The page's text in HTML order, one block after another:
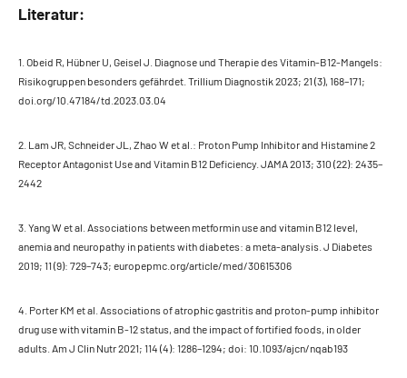
Literatur:
1. Obeid R, Hübner U, Geisel J. Diagnose und Therapie des Vitamin-B12-Mangels:
Risikogruppen besonders gefährdet. Trillium Diagnostik 2023; 21 (3), 168–171;
doi.org/10.47184/td.2023.03.04
2. Lam JR, Schneider JL, Zhao W et al.: Proton Pump Inhibitor and Histamine 2
Receptor Antagonist Use and Vitamin B12 Deficiency. JAMA 2013; 310 (22): 2435–
2442
3. Yang W et al. Associations between metformin use and vitamin B12 level,
anemia and neuropathy in patients with diabetes: a meta-analysis. J Diabetes
2019; 11 (9): 729–743; europepmc.org/article/med/30615306
4. Porter KM et al. Associations of atrophic gastritis and proton-pump inhibitor
drug use with vitamin B-12 status, and the impact of fortified foods, in older
adults. Am J Clin Nutr 2021; 114 (4): 1286–1294; doi: 10.1093/ajcn/nqab193